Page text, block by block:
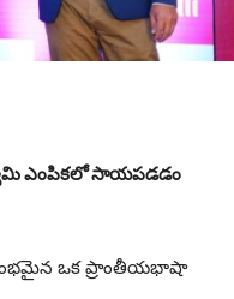
ఎంపికలో సాయపడడం
ఒక ప్రాంతీయభాషా